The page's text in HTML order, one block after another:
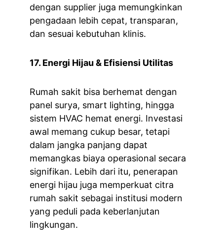
dengan supplier juga memungkinkan
pengadaan lebih cepat, transparan,
dan sesuai kebutuhan klinis.
17. Energi Hijau & Efisiensi Utilitas
Rumah sakit bisa berhemat dengan
panel surya, smart lighting, hingga
sistem HVAC hemat energi. Investasi
awal memang cukup besar, tetapi
dalam jangka panjang dapat
memangkas biaya operasional secara
signifikan. Lebih dari itu, penerapan
energi hijau juga memperkuat citra
rumah sakit sebagai institusi modern
yang peduli pada keberlanjutan
lingkungan.